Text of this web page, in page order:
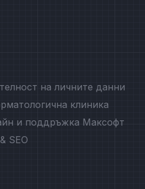
на личните данни
клиника
и поддръжка Максофт
& SEO